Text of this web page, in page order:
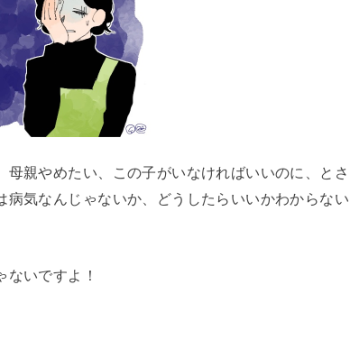
親やめたい、この子がいなければいいのに、とさ
気なんじゃないか、どうしたらいいかわからない
ないですよ！